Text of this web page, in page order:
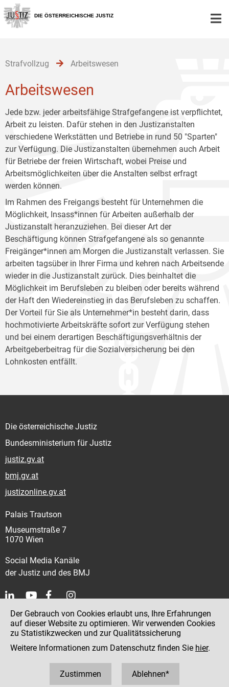
Zur
Hauptnavigation
[1]
Zum
Inhalt
[2]
Zum
Untermenü
[3]
DIE ÖSTERREICHISCHE JUSTIZ
Strafvollzug Arbeitswesen
Arbeitswesen
Jede bzw. jeder arbeitsfähige Strafgefangene ist verpflichtet,
Arbeit zu leisten. Dafür stehen in den Justizanstalten
verschiedene Werkstätten und Betriebe in rund 50 "Sparten"
zur Verfügung. Die Justizanstalten übernehmen auch Arbeit
für Betriebe der freien Wirtschaft, wobei Preise und
Arbeitsmöglichkeiten über die Anstalten selbst erfragt
werden können.
Im Rahmen des Freigangs besteht für Unternehmen die
Möglichkeit, Insass*innen für Arbeiten außerhalb der
Justizanstalt heranzuziehen. Bei dieser Art der
Beschäftigung können Strafgefangene als so genannte
Freigänger*innen am Morgen die Justizanstalt verlassen. Sie
arbeiten tagsüber in Ihrer Firma und kehren nach Arbeitsende
wieder in die Justizanstalt zurück. Dies beinhaltet die
Möglichkeit im Berufsleben zu bleiben oder bereits während
der Haft den Wiedereinstieg in das Berufsleben zu schaffen.
Der Vorteil für Sie als Unternehmer*in besteht darin, dass
hochmotivierte Arbeitskräfte sofort zur Verfügung stehen
und bei einem derartigen Beschäftigungsverhältnis der
Arbeitgeberbeitrag für die Sozialversicherung bei den
Lohnkosten entfällt.
Die österreichische Justiz
Bundesministerium für Justiz
justiz.gv.at
bmj.gv.at
justizonline.gv.at
Palais Trautson
Museumstraße 7
1070 Wien
Social Media Kanäle
der Justiz und des BMJ
Kontakt
Impressum
Datenschutz
Hinweisgeber:innenplattform (für Mitarbeiter:innen)
Der Gebrauch von Cookies erlaubt uns, Ihre Erfahrungen
auf dieser Website zu optimieren. Wir verwenden Cookies
zu Statistikzwecken und zur Qualitätssicherung
Weitere Informationen zum Datenschutz finden Sie hier.
Zustimmen Ablehnen*